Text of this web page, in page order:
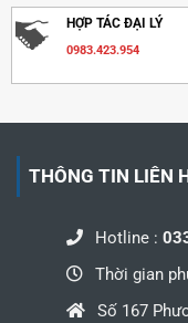
HỢP TÁC ĐẠI LÝ
0983.423.954
THÔNG TIN LIÊN
Hotline :
Thời gian
Số 167